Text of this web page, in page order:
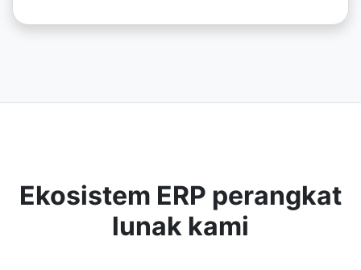
Ekosistem ERP perangkat
lunak kami